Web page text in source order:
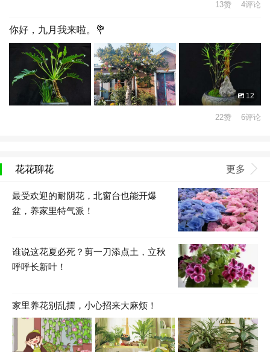
13赞 4评论
你好，九月我来啦。💐
12
22赞 6评论
花花聊花 更多
最受欢迎的耐阴花，北窗台也能开爆
盆，养家里特气派！
谁说这花夏必死？剪一刀添点土，立秋
呼呼长新叶！
家里养花别乱摆，小心招来大麻烦！